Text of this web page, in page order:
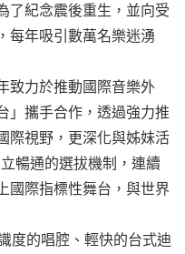
了紀念震後重生，並向受
每年吸引數萬名樂迷湧
力於推動國際音樂外
」攜手合作，透過強力推
際視野，更深化與姊妹活
暢通的選拔機制，連續
國際指標性舞台，與世界
的唱腔、輕快的台式迪